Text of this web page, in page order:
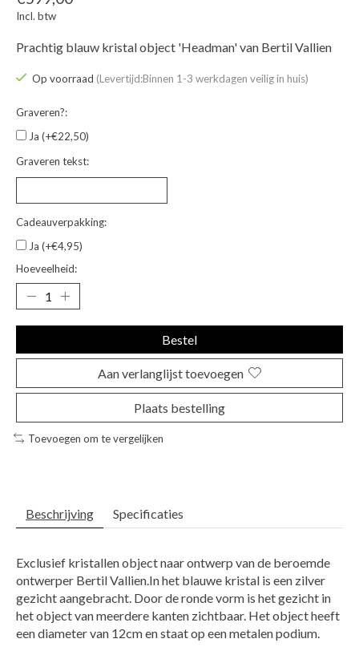
Incl. btw
Prachtig blauw kristal object 'Headman' van Bertil Vallien
Op voorraad (Levertijd:Binnen 1-3 werkdagen veilig in huis)
Graveren?:
Ja (+€22,50)
Graveren tekst:
Cadeauverpakking:
Ja (+€4,95)
Hoeveelheid:
Bestel
Aan verlanglijst toevoegen
Plaats bestelling
Toevoegen om te vergelijken
Beschrijving Specificaties
Exclusief kristallen object naar ontwerp van de beroemde
ontwerper Bertil Vallien.In het blauwe kristal is een zilver
gezicht aangebracht. Door de ronde vorm is het gezicht in
het object van meerdere kanten zichtbaar. Het object heeft
een diameter van 12cm en staat op een metalen podium.